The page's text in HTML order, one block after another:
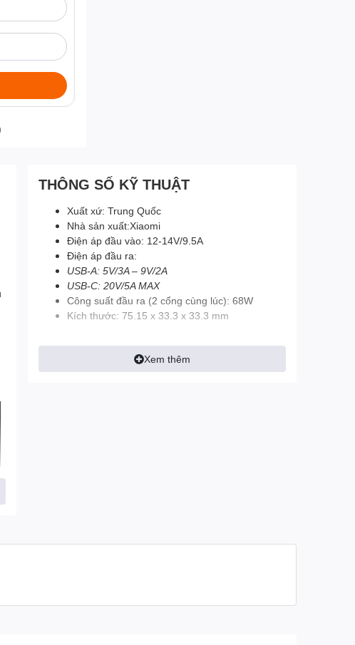
THÔNG SỐ KỸ THUẬT
Xuất xứ: Trung Quốc
Nhà sản xuất:Xiaomi
Điện áp đầu vào: 12-14V/9.5A
Điện áp đầu ra:
USB-A: 5V/3A – 9V/2A
USB-C: 20V/5A MAX
Công suất đầu ra (2 cổng cùng lúc): 68W
Kích thước: 75.15 x 33.3 x 33.3 mm
Xem thêm